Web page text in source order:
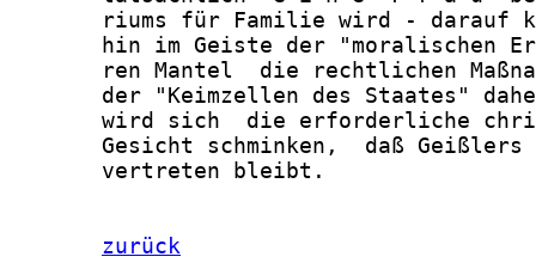
riums für Familie wird - darauf
hin im Geiste der "moralischen
ren Mantel  die rechtlichen
der "Keimzellen des Staates"
wird sich  die erforderliche
Gesicht schminken,  daß
       vertreten bleibt.
zurück